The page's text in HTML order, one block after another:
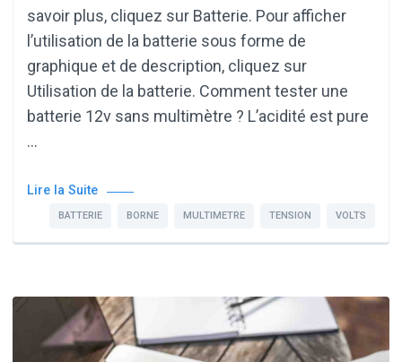
savoir plus, cliquez sur Batterie. Pour afficher
l’utilisation de la batterie sous forme de
graphique et de description, cliquez sur
Utilisation de la batterie. Comment tester une
batterie 12v sans multimètre ? L’acidité est pure
…
Lire la Suite
BATTERIE BORNE MULTIMETRE TENSION VOLTS